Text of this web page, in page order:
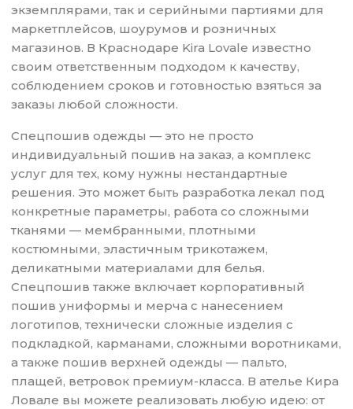
экземплярами, так и серийными партиями для
маркетплейсов, шоурумов и розничных
магазинов. В Краснодаре Kira Lovale известно
своим ответственным подходом к качеству,
соблюдением сроков и готовностью взяться за
заказы любой сложности.
Спецпошив одежды — это не просто
индивидуальный пошив на заказ, а комплекс
услуг для тех, кому нужны нестандартные
решения. Это может быть разработка лекал под
конкретные параметры, работа со сложными
тканями — мембранными, плотными
костюмными, эластичным трикотажем,
деликатными материалами для белья.
Спецпошив также включает корпоративный
пошив униформы и мерча с нанесением
логотипов, технически сложные изделия с
подкладкой, карманами, сложными воротниками,
а также пошив верхней одежды — пальто,
плащей, ветровок премиум-класса. В ателье Кира
Ловале вы можете реализовать любую идею: от